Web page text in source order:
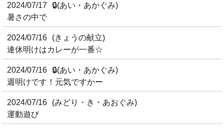
2024/07/17 🔒(あい・あかぐみ)
暑さの中で
2024/07/16
(きょうの献立)
連休明けはカレーが一番☆
2024/07/16 🔒(あい・あかぐみ)
週明けです！元気ですかー
2024/07/16
(みどり・き・あおぐみ)
運動遊び